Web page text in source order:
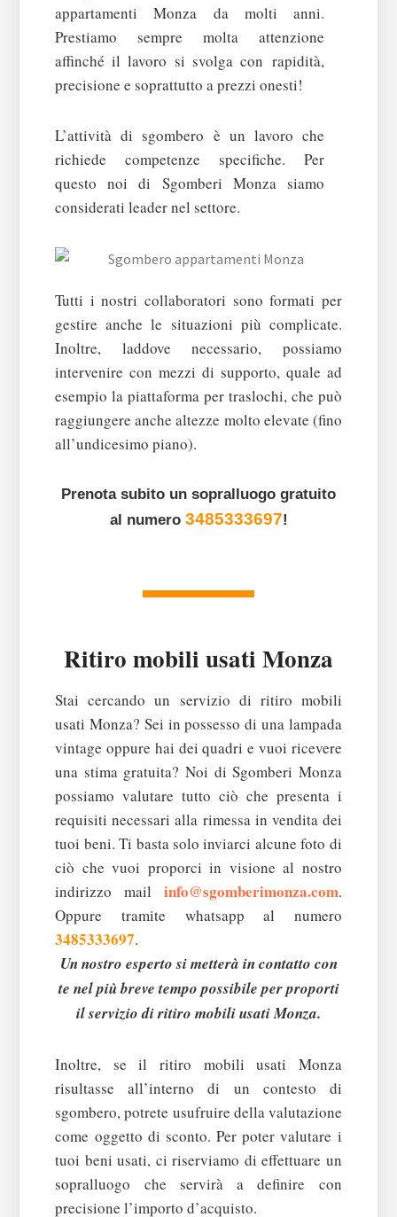
appartamenti Monza da molti anni.
Prestiamo sempre molta attenzione
affinché il lavoro si svolga con rapidità,
precisione e soprattutto a prezzi onesti!
L’attività di sgombero è un lavoro che
richiede competenze specifiche. Per
questo noi di Sgomberi Monza siamo
considerati leader nel settore.
Tutti i nostri collaboratori sono formati per
gestire anche le situazioni più complicate.
Inoltre, laddove necessario, possiamo
intervenire con mezzi di supporto, quale ad
esempio la piattaforma per traslochi, che può
raggiungere anche altezze molto elevate (fino
all’undicesimo piano).
Prenota subito un sopralluogo gratuito
al numero 3485333697!
Ritiro mobili usati Monza
Stai cercando un servizio di ritiro mobili
usati Monza? Sei in possesso di una lampada
vintage oppure hai dei quadri e vuoi ricevere
una stima gratuita? Noi di Sgomberi Monza
possiamo valutare tutto ciò che presenta i
requisiti necessari alla rimessa in vendita dei
tuoi beni. Ti basta solo inviarci alcune foto di
ciò che vuoi proporci in visione al nostro
indirizzo mail info@sgomberimonza.com.
Oppure tramite whatsapp al numero
3485333697.
Un nostro esperto si metterà in contatto con
te nel più breve tempo possibile per proporti
il servizio di ritiro mobili usati Monza.
Inoltre, se il ritiro mobili usati Monza
risultasse all’interno di un contesto di
sgombero, potrete usufruire della valutazione
come oggetto di sconto. Per poter valutare i
tuoi beni usati, ci riserviamo di effettuare un
sopralluogo che servirà a definire con
precisione l’importo d’acquisto.